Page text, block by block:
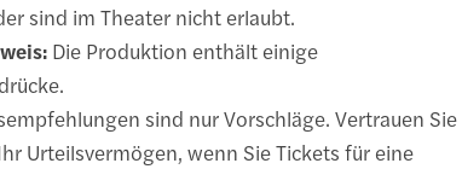
sind im Theater nicht erlaubt.
Die Produktion enthält einige
sind nur Vorschläge. Vertrauen Sie
Urteilsvermögen, wenn Sie Tickets für eine